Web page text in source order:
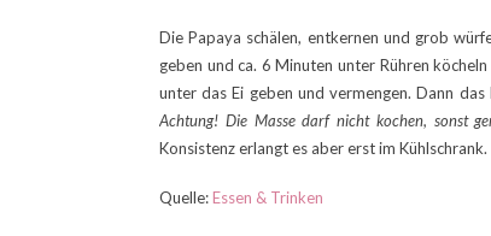
Die Papaya schälen, entkernen und grob
geben und ca. 6 Minuten unter Rühren
unter das Ei geben und vermengen. Dann
Achtung! Die Masse darf nicht kochen, sonst
Konsistenz erlangt es aber erst im
Quelle:Essen & Trinken